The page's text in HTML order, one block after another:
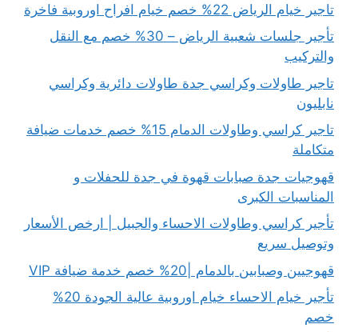
تاجير خيام الرياض 22% خصم خيام افراح اوروبية فاخرة
تأجير جلسات شعبية الرياض – 30% خصم مع النقل
والتركيب
تاجير طاولات وكراسي جدة طاولات دائرية وكراسي
نابليون
تاجير كراسي وطاولات الدمام 15% خصم خدمات ضيافة
متكاملة
قهوجيات جدة صبابات قهوة في جدة للحفلات و
المناسبات الكبرى
تأجير كراسي وطاولات الاحساء والجبيل | ارخص الأسعار
وتوصيل سريع
قهوجيين وصبابين بالدمام |20% خصم خدمة ضيافة VIP
تأجير خيام الاحساء خيام اوروبية عالية الجودة 20%
خصم